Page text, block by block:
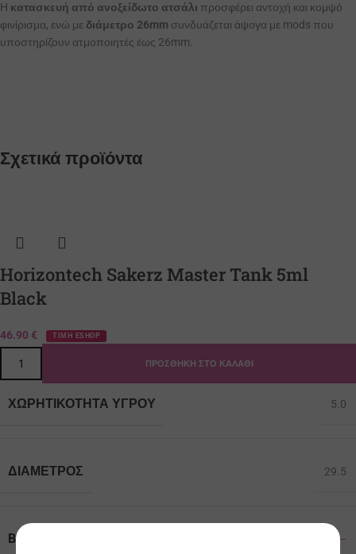
Η κατασκευή από ανοξείδωτο ατσάλι προσφέρει αντοχή και κομψό
φινίρισμα, ενώ με διάμετρο 26mm συνδυάζεται άψογα με mods που
υποστηρίζουν ατμοποιητές έως 26mm.
Σχετικά προϊόντα
Horizontech Sakerz Master Tank 5ml
Black
46.90 € ΤΙΜΗ ESHOP
ΠΡΟΣΘΉΚΗ ΣΤΟ ΚΑΛΆΘΙ
ΧΩΡΗΤΙΚΌΤΗΤΑ ΥΓΡΟΎ 5.0
ΔΙΆΜΕΤΡΟΣ 29.5
BRAND –